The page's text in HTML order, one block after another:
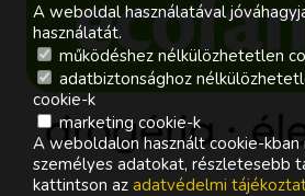
A weboldal használatával
használatát.
működéshez nélkülözhetetlen
adatbiztonsághoz
cookie-k
marketing cookie-k
A weboldalon használt cookie-kban
személyes adatokat, részletesebb
kattintson az adatvédelmi